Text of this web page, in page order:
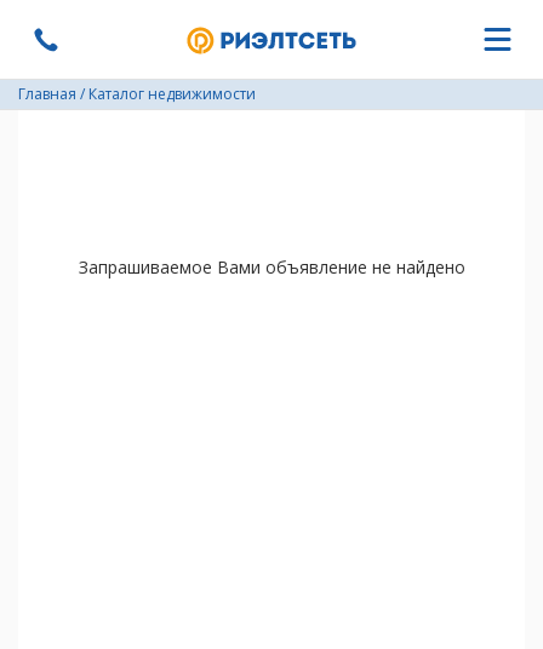
Главная / Каталог недвижимости
Запрашиваемое Вами объявление не найдено